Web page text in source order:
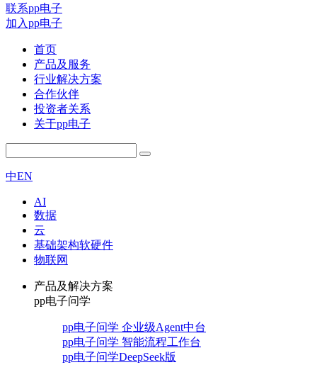
联系pp电子
加入pp电子
首页
产品及服务
行业解决方案
合作伙伴
投资者关系
关于pp电子
中EN
AI
数据
云
基础架构软硬件
物联网
产品及解决方案
pp电子问学
pp电子问学 企业级Agent中台
pp电子问学 智能流程工作台
pp电子问学DeepSeek版